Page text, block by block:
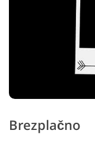
Brezplačno